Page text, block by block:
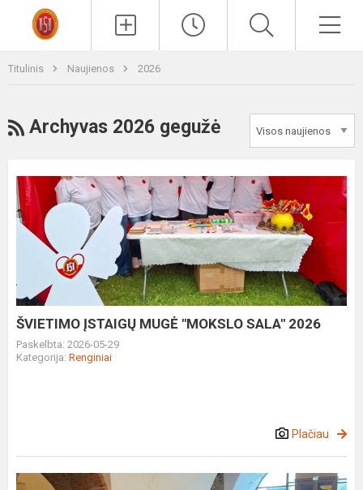
Titulinis Naujienos 2026
RSS
Archyvas 2026 gegužė
ŠVIETIMO
ĮSTAIGŲ
MUGĖ
"MOKSLO
2026
ŠVIETIMO ĮSTAIGŲ MUGĖ "MOKSLO SALA" 2026
Paskelbta: 2026-05-29
Kategorija: Renginiai
Plačiau
"Šventaragio